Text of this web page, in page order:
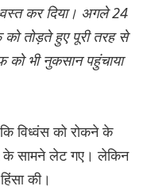
कर दिया। अगले 24
तोड़ते हुए पूरी तरह से
को भी नुकसान पहुंचाया
विध्वंस को रोकने के
के सामने लेट गए। लेकिन
की।